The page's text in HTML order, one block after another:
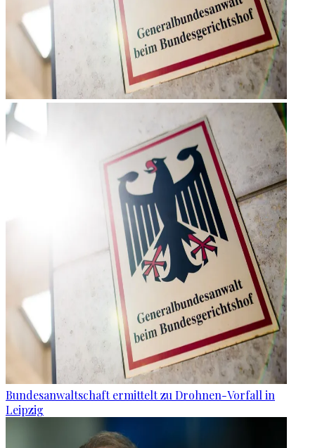
Bundesanwaltschaft ermittelt zu Drohnen-Vorfall in
Leipzig